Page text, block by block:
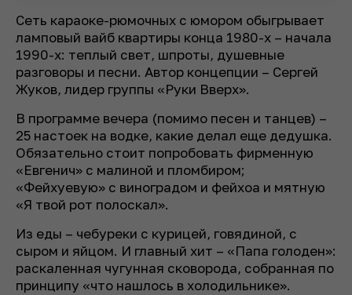
Сеть караоке-рюмочных с юмором обыгрывает
ламповый вайб квартиры конца 1980-х – начала
1990-х: теплый свет, шпроты, душевные
разговоры и песни. Автор концепции – Сергей
Жуков, лидер группы «Руки Вверх».
В программе вечера (помимо песен и танцев) –
25 настоек на водке, какие делал еще дедушка.
Обязательно стоит попробовать фирменную
«Евгенич» с малиной и пломбиром;
«Фейхуевую» с виноградом и фейхоа и мятную
«Я твой рот полоскал».
Из еды – чебуреки с курицей, говядиной, с
сыром и яйцом. И главный хит – «Папа голоден»:
раскаленная чугунная сковорода, собранная по
принципу «что нашлось в холодильнике».